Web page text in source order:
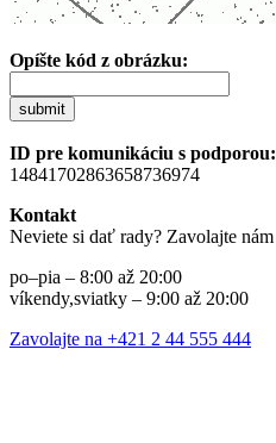
Opíšte kód z obrázku:
submit
ID pre komunikáciu s podporou:
14841702863658736974
Kontakt
Neviete si dať rady? Zavolajte nám
po–pia – 8:00 až 20:00
víkendy,sviatky – 9:00 až 20:00
Zavolajte na +421 2 44 555 444